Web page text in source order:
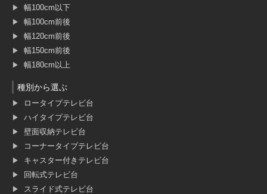
幅100cm以下
幅100cm前後
幅120cm前後
幅150cm前後
幅180cm以上
種別から選ぶ
ロータイプテレビ台
ハイタイプテレビ台
壁面収納テレビ台
コーナータイプテレビ台
キャスター付きテレビ台
回転式テレビ台
スライド式テレビ台